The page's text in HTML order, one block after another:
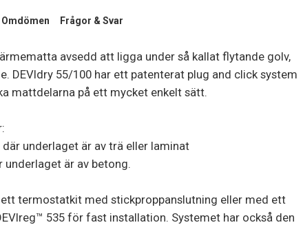
Omdömen Frågor & Svar
avsedd att ligga under så kallat flytande golv,
DEVIdry 55/100 har ett patenterat plug and click system
mattdelarna på ett mycket enkelt sätt.
underlaget är av trä eller laminat
är av betong.
termostatkit med stickproppanslutning eller med ett
535 för fast installation. Systemet har också den